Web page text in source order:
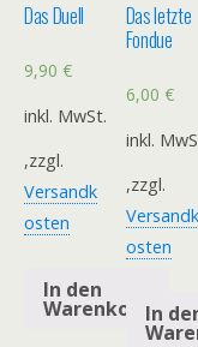
Das Duell
9,90 €
inkl. MwSt.
,zzgl.
Versandk
osten
In den
Warenkorb
Das letzte
Fondue
6,00 €
inkl.
,zzgl.
Versandk
osten
In